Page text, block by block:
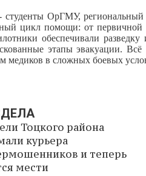
- студенты ОрГМУ,
цикл помощи: от первичной
обеспечивали
этапы эвакуации.
медиков в сложных боевых
Тоцкого района
курьера
и теперь
мести